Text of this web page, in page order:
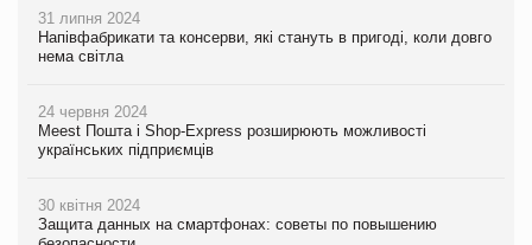
31 липня 2024
Напівфабрикати та консерви, які стануть в пригоді, коли довго
нема світла
24 червня 2024
Meest Пошта і Shop-Express розширюють можливості
українських підприємців
30 квітня 2024
Защита данных на смартфонах: советы по повышению